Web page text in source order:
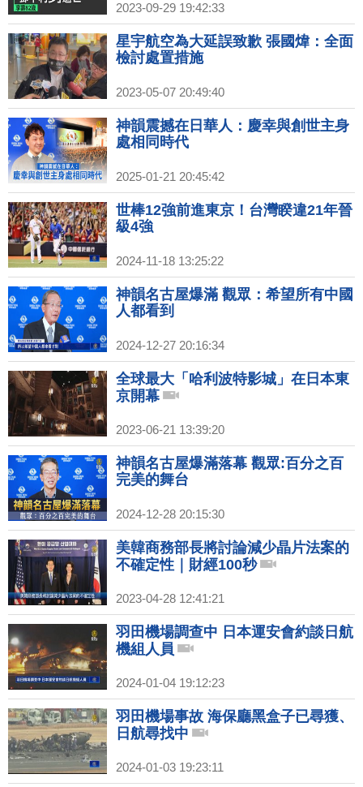
2023-09-29 19:42:33
星宇航空為大延誤致歉 張國煒：全面
檢討處置措施
2023-05-07 20:49:40
神韻震撼在日華人：慶幸與創世主身
處相同時代
2025-01-21 20:45:42
世棒12強前進東京！台灣睽違21年晉
級4強
2024-11-18 13:25:22
神韻名古屋爆滿 觀眾：希望所有中國
人都看到
2024-12-27 20:16:34
全球最大「哈利波特影城」在日本東
京開幕
2023-06-21 13:39:20
神韻名古屋爆滿落幕 觀眾:百分之百
完美的舞台
2024-12-28 20:15:30
美韓商務部長將討論減少晶片法案的
不確定性｜財經100秒
2023-04-28 12:41:21
羽田機場調查中 日本運安會約談日航
機組人員
2024-01-04 19:12:23
羽田機場事故 海保廳黑盒子已尋獲、
日航尋找中
2024-01-03 19:23:11